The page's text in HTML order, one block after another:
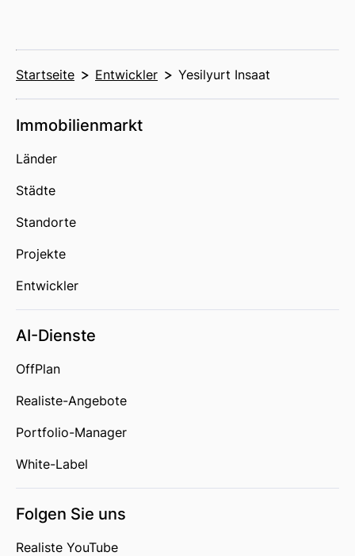
Startseite Entwickler Yesilyurt Insaat
Immobilienmarkt
Länder
Städte
Standorte
Projekte
Entwickler
AI-Dienste
OffPlan
Realiste-Angebote
Portfolio-Manager
White-Label
Folgen Sie uns
Realiste YouTube